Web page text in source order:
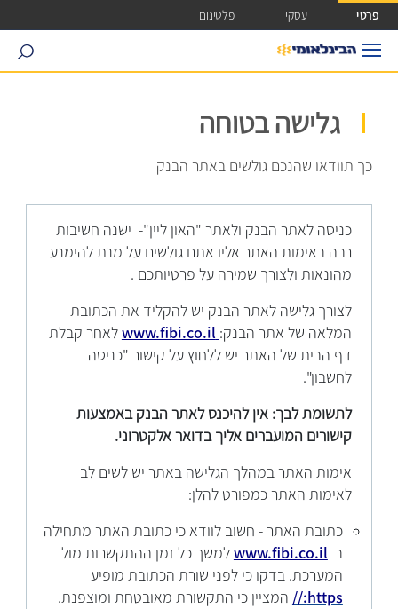
גישה ישירה לכפתור כניסה לחשבונך
פרטי עסקי פלטינום
search
גלישה בטוחה
כך תוודאו שהנכם גולשים באתר הבנק
כניסה לאתר הבנק ולאתר "האון ליין"- ישנה חשיבות
רבה באימות האתר אליו אתם גולשים על מנת להימנע
מהונאות ולצורך שמירה על פרטיותכם .
לצורך גלישה לאתר הבנק יש להקליד את הכתובת
המלאה של אתר הבנק: www.fibi.co.il
לאחר קבלת
דף הבית של האתר יש ללחוץ על קישור "כניסה
לחשבון".
לתשומת לבך: אין להיכנס לאתר הבנק באמצעות
קישורים המועברים אליך בדואר אלקטרוני.
אימות האתר במהלך הגלישה באתר יש לשים לב
לאימות האתר כמפורט להלן:
כתובת האתר - חשוב לוודא כי כתובת האתר מתחילה
בwww.fibi.co.ilלמשך כל זמן ההתקשרות מול
המערכת. בדקו כי לפני שורת הכתובת מופיע
https://
המציין כי התקשורת מאובטחת ומוצפנת.